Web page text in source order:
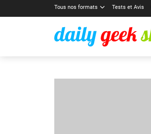
Tous nos formats Tests et Avis